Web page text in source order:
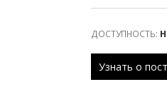
ДОСТУПНОСТЬ: